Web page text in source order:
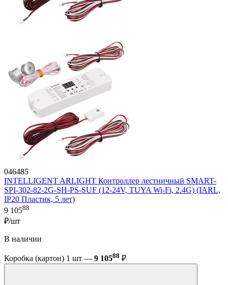
046485
INTELLIGENT ARLIGHT Контроллер лестничный SMART-
SPI-302-82-2G-SH-PS-SUF (12-24V, TUYA Wi-Fi, 2.4G) (IARL,
IP20 Пластик, 5 лет)
9 10588
₽/шт
В наличии
Коробка (картон) 1 шт — 9 10588 ₽